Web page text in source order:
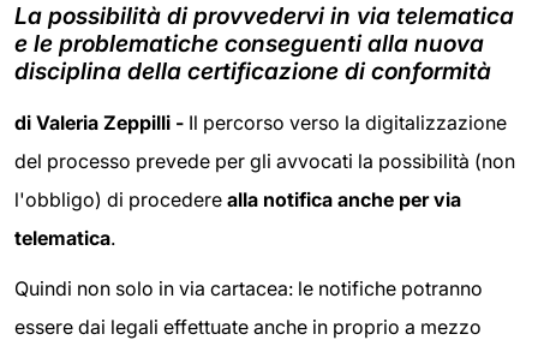
La possibilità di provvedervi in via telematica
e le problematiche conseguenti alla nuova
disciplina della certificazione di conformità
di Valeria Zeppilli - Il percorso verso la digitalizzazione
del processo prevede per gli avvocati la possibilità (non
l'obbligo) di procedere alla notifica anche per via
telematica.
Quindi non solo in via cartacea: le notifiche potranno
essere dai legali effettuate anche in proprio a mezzo